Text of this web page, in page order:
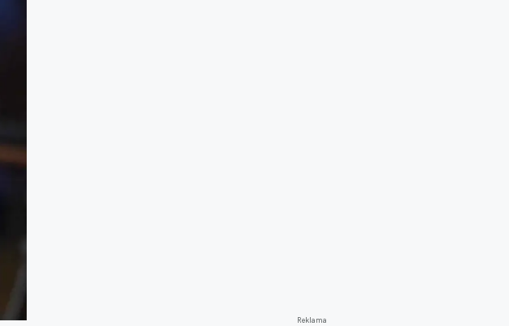
Reklama